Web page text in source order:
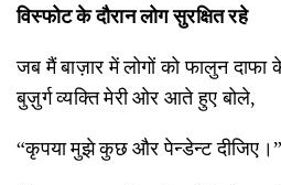
विस्फोट के दौरान लोग सुरक्षित रहे
जब मैं बाज़ार में लोगों को फालुन दाफा
बुज़ुर्ग व्यक्ति मेरी ओर आते हुए बोले,
“कृपया मुझे कुछ और पेन्डेन्ट दीजिए।”